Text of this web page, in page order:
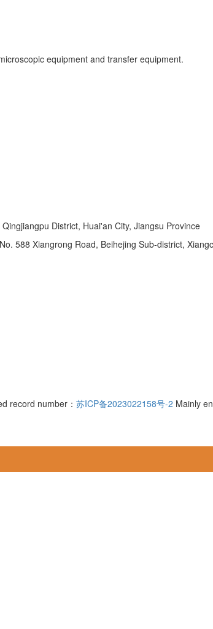
equipment and transfer equipment.
District, Huai'an City, Jiangsu Province
588 Xiangrong Road, Beihejing Sub-district,
record number： 苏ICP备2023022158号-2 Mainly